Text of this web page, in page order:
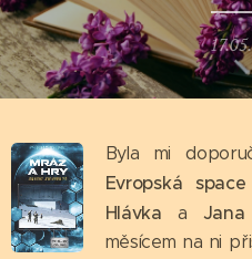
Byla mi
Evropská
Hlávka a Jana
měsícem na ni